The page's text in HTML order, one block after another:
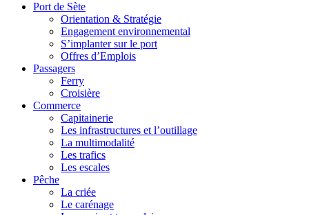
Port de Sète
Orientation & Stratégie
Engagement environnemental
S’implanter sur le port
Offres d’Emplois
Passagers
Ferry
Croisière
Commerce
Capitainerie
Les infrastructures et l’outillage
La multimodalité
Les trafics
Les escales
Pêche
La criée
Le carénage